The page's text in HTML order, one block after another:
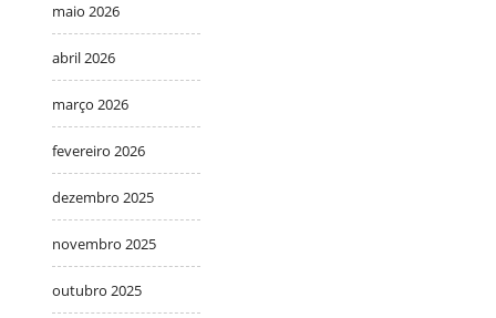
maio 2026
abril 2026
março 2026
fevereiro 2026
dezembro 2025
novembro 2025
outubro 2025